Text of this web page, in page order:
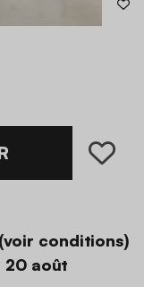
voir conditions)
20 août